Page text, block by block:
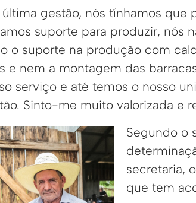
última gestão, nós tínhamos
suporte para produzir, nós
o suporte na produção com
e nem a montagem das
serviço e até temos o nosso
Sinto-me muito valorizada e
Segundo o
secretaria,
que tem